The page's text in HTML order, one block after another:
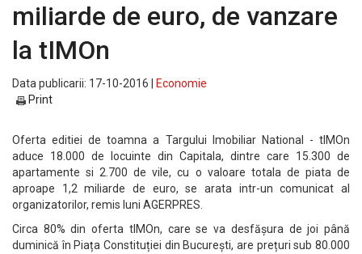
miliarde de euro, de vanzare
la tIMOn
Data publicarii: 17-10-2016 |
Economie
Print
Oferta editiei de toamna a Targului Imobiliar National - tIMOn
aduce 18.000 de locuinte din Capitala, dintre care 15.300 de
apartamente si 2.700 de vile, cu o valoare totala de piata de
aproape 1,2 miliarde de euro, se arata intr-un comunicat al
organizatorilor, remis luni AGERPRES.
Circa 80% din oferta tIMOn, care se va desfășura de joi până
duminică în Piața Constituției din București, are prețuri sub 80.000